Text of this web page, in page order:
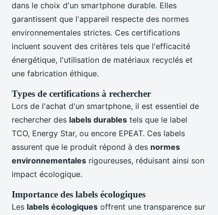
dans le choix d'un smartphone durable. Elles
garantissent que l'appareil respecte des normes
environnementales strictes. Ces certifications
incluent souvent des critères tels que l'efficacité
énergétique, l'utilisation de matériaux recyclés et
une fabrication éthique.
Types de certifications à rechercher
Lors de l'achat d'un smartphone, il est essentiel de
rechercher des labels durables tels que le label
TCO, Energy Star, ou encore EPEAT. Ces labels
assurent que le produit répond à des normes
environnementales rigoureuses, réduisant ainsi son
impact écologique.
Importance des labels écologiques
Les labels écologiques offrent une transparence sur